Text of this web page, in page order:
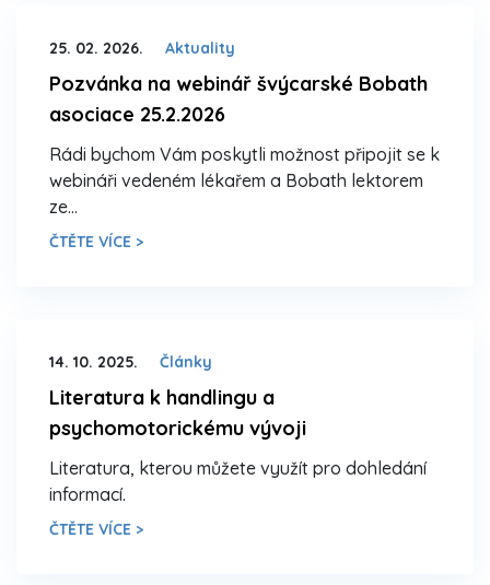
25. 02. 2026. Aktuality
Pozvánka na webinář švýcarské Bobath
asociace 25.2.2026
Rádi bychom Vám poskytli možnost připojit se k
webináři vedeném lékařem a Bobath lektorem
ze…
ČTĚTE VÍCE >
14. 10. 2025. Články
Literatura k handlingu a
psychomotorickému vývoji
Literatura, kterou můžete využít pro dohledání
informací.
ČTĚTE VÍCE >